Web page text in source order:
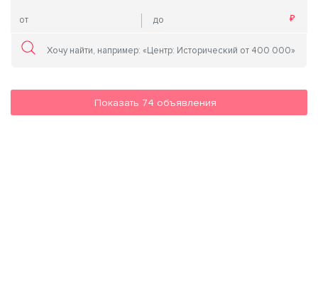
Показать 74 объявления